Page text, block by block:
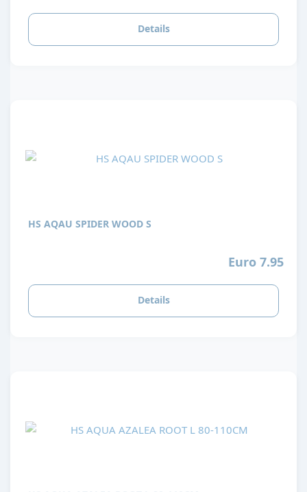
Details
HS AQAU SPIDER WOOD S
Euro 7.95
Details